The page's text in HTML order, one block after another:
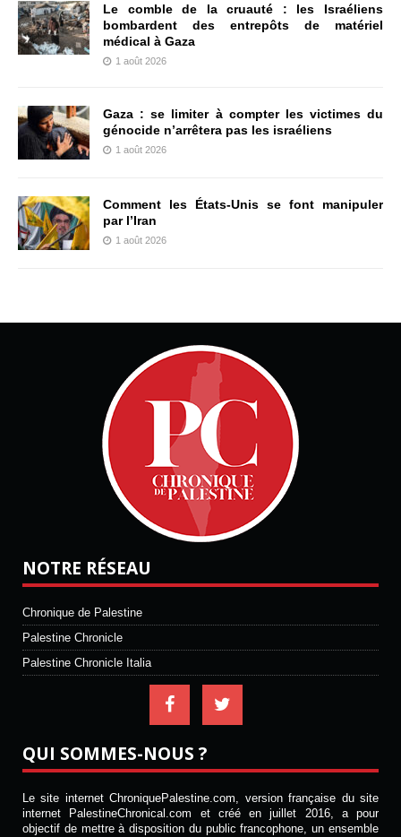
Le comble de la cruauté : les Israéliens
bombardent des entrepôts de matériel
médical à Gaza
1 août 2026
Gaza : se limiter à compter les victimes du
génocide n’arrêtera pas les israéliens
1 août 2026
Comment les États-Unis se font manipuler
par l’Iran
1 août 2026
NOTRE RÉSEAU
Chronique de Palestine
Palestine Chronicle
Palestine Chronicle Italia
QUI SOMMES-NOUS ?
Le site internet ChroniquePalestine.com, version française du site
internet PalestineChronical.com et créé en juillet 2016, a pour
objectif de mettre à disposition du public francophone, un ensemble